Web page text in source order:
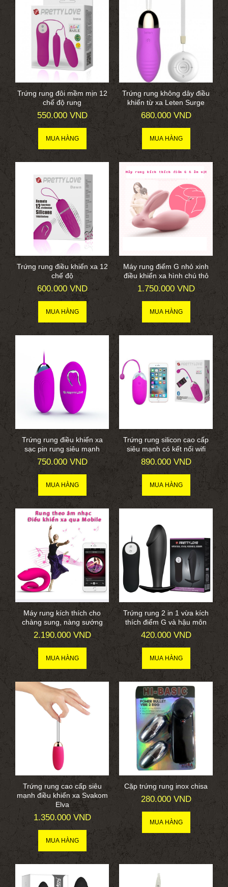
Trứng rung đôi mềm mịn 12
chế độ rung
550.000 VND
Trứng rung không dây điều
khiển từ xa Leten Surge
680.000 VND
Trứng rung điều khiển xa 12
chế độ
600.000 VND
Máy rung điểm G nhỏ xinh
điều khiển xa hình chú thỏ
1.750.000 VND
Trứng rung điều khiển xa
sạc pin rung siêu mạnh
750.000 VND
Trứng rung silicon cao cấp
siêu mạnh có kết nối wifi
890.000 VND
Máy rung kích thích cho
chàng sung, nàng sướng
2.190.000 VND
Trứng rung 2 in 1 vừa kích
thích điểm G và hậu môn
420.000 VND
Trứng rung cao cấp siêu
mạnh điều khiển xa Svakom
Elva
1.350.000 VND
Cặp trứng rung inox chisa
280.000 VND